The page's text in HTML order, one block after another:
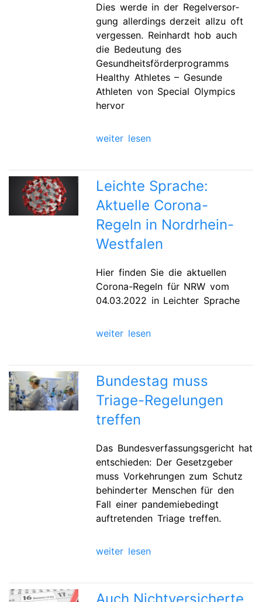
Dies werde in der Regelversor­
gung allerdings derzeit allzu oft
vergessen. Reinhardt hob auch
die Bedeutung des
Gesundheitsförderprogramms
Healthy Athletes – Gesunde
Athleten von Special Olympics
hervor
weiter lesen
Leichte Sprache:
Aktuelle Corona-
Regeln in Nordrhein-
Westfalen
Hier finden Sie die aktuellen
Corona-Regeln für NRW vom
04.03.2022 in Leichter Sprache
weiter lesen
Bundestag muss
Triage-Regelungen
treffen
Das Bundesverfassungsgericht hat
entschieden: Der Gesetzgeber
muss Vorkehrungen zum Schutz
behinderter Menschen für den
Fall einer pandemiebedingt
auftretenden Triage treffen.
weiter lesen
Auch Nichtversicherte